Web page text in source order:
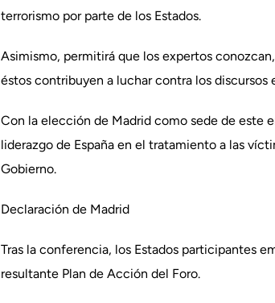
terrorismo por parte de los Estados.
Asimismo, permitirá que los expertos
éstos contribuyen a luchar contra los
Con la elección de Madrid como sede de este
liderazgo de España en el tratamiento a las
Gobierno.
Declaración de Madrid
Tras la conferencia, los Estados participantes
resultante Plan de Acción del Foro.